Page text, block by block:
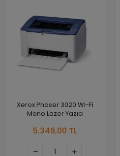
Xerox Phaser 3020 Wi-Fi
Mono Lazer Yazıcı
5.349,00 TL